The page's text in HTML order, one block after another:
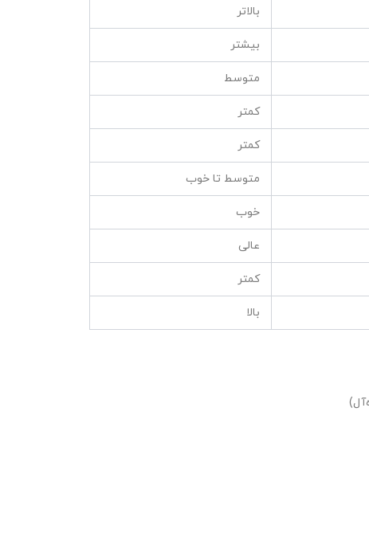
بالاتر
بیشتر
متوسط
کمتر
کمتر
متوسط تا خوب
خوب
عالی
کمتر
بالا